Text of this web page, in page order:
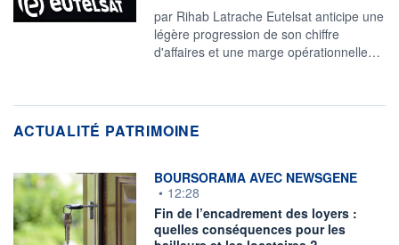
par Rihab Latrache Eutelsat anticipe une
légère progression ‌de son chiffre
d'affaires et une marge opérationnelle…
ACTUALITÉ PATRIMOINE
information fournie par
BOURSORAMA AVEC NEWSGENE
• 12:28
Fin de l’encadrement des loyers :
quelles conséquences pour les